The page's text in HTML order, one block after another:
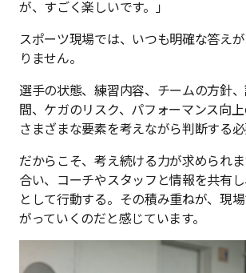
が、すごく楽しいです。」
スポーツ現場では、いつも明確な答え
りません。
選手の状態、練習内容、チームの方針
間、ケガのリスク、パフォーマンス向上
さまざまな要素を考えながら判断する必
だからこそ、考え続ける力が求められ
合い、コーチやスタッフと情報を共有
として行動する。その積み重ねが、現
がっていくのだと感じています。